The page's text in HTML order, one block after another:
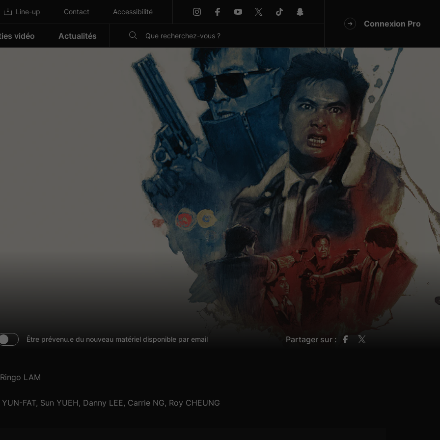
Line-up Contact Accessibilité
vidéo Actualités
Connexion Pro
Être prévenu.e du nouveau matériel disponible par email Partager sur :
LAM
FAT, Sun YUEH, Danny LEE, Carrie NG, Roy CHEUNG